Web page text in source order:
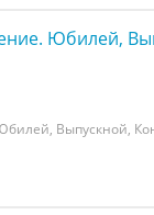
Юбилей,
Выпускной,